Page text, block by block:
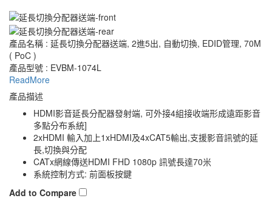
產品名稱 : 延長切換分配器送端, 2進5出, 自動切換, EDID管理, 70M
( PoC )
產品型號 : EVBM-1074L
ReadMore
產品描述
HDMI影音延長分配器發射端, 可外接4組接收端形成遠距影音
多點分布系統]
2xHDMI 輸入加上1xHDMI及4xCAT5輸出,支援影音訊號的延
長,切換與分配
CATx網線傳送HDMI FHD 1080p 訊號長達70米
系統控制方式: 前面板按鍵
Add to Compare